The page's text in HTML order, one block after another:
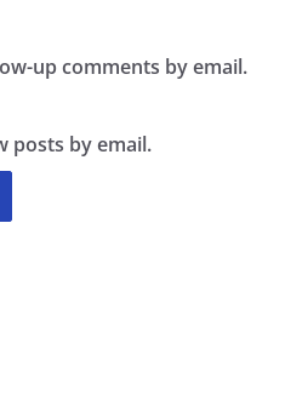
up comments by email.
posts by email.